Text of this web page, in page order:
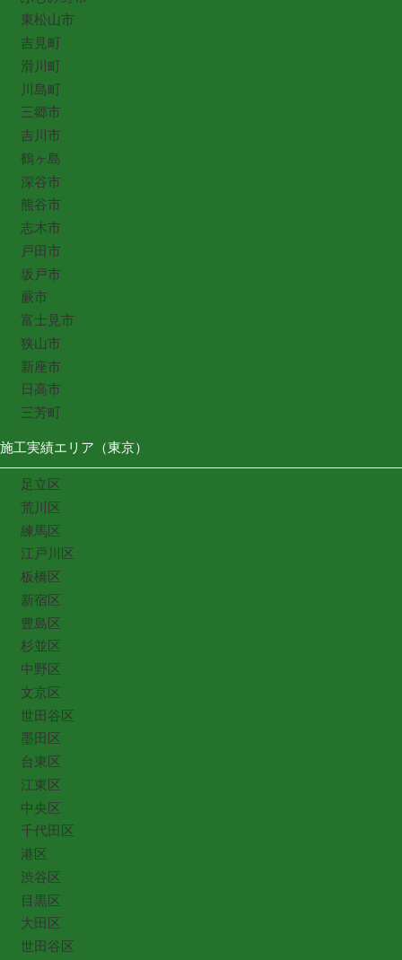
東松山市
吉見町
滑川町
川島町
三郷市
吉川市
鶴ヶ島
深谷市
熊谷市
志木市
戸田市
坂戸市
蕨市
富士見市
狭山市
新座市
日高市
三芳町
施工実績エリア（東京）
足立区
荒川区
練馬区
江戸川区
板橋区
新宿区
豊島区
杉並区
中野区
文京区
世田谷区
墨田区
台東区
江東区
中央区
千代田区
港区
渋谷区
目黒区
大田区
世田谷区